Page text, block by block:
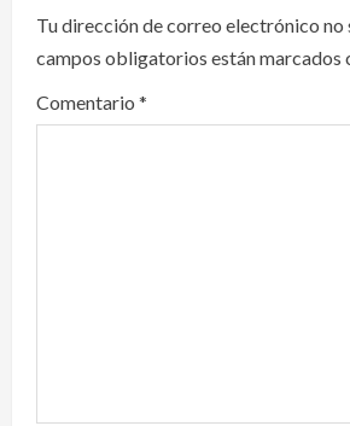
i
g
a
Tu dirección de correo electrónico no
campos obligatorios están marcados
Comentario *